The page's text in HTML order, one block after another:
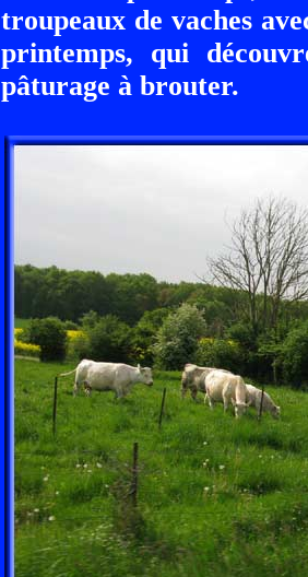
troupeaux de vaches
printemps, qui
pâturage à brouter.